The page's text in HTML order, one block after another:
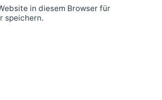
in diesem Browser für
speichern.